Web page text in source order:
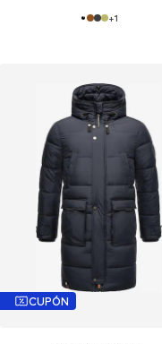
+1
CUPÓN